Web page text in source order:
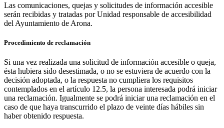
Las comunicaciones, quejas y solicitudes de información accesible
serán recibidas y tratadas por Unidad responsable de accesibilidad
del Ayuntamiento de Arona.
Procedimiento de reclamación
Si una vez realizada una solicitud de información accesible o queja,
ésta hubiera sido desestimada, o no se estuviera de acuerdo con la
decisión adoptada, o la respuesta no cumpliera los requisitos
contemplados en el artículo 12.5, la persona interesada podrá iniciar
una reclamación. Igualmente se podrá iniciar una reclamación en el
caso de que haya transcurrido el plazo de veinte días hábiles sin
haber obtenido respuesta.